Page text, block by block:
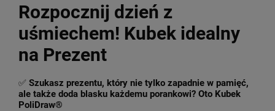
Rozpocznij dzień z
uśmiechem! Kubek idealny
na Prezent
✅ Szukasz prezentu, który nie tylko zapadnie w pamięć,
ale także doda blasku każdemu porankowi? Oto Kubek
PoliDraw®